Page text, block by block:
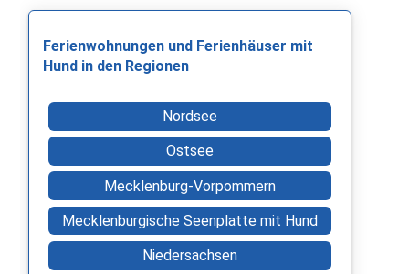
Ferienwohnungen und Ferienhäuser mit
Hund in den Regionen
Nordsee
Ostsee
Mecklenburg-Vorpommern
Mecklenburgische Seenplatte mit Hund
Niedersachsen